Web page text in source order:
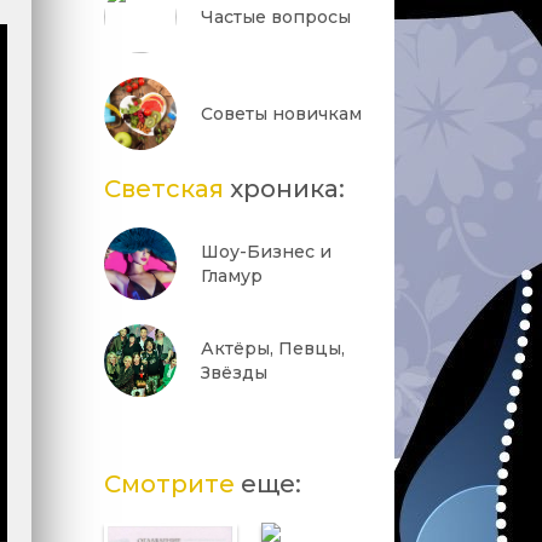
Частые вопросы
Советы новичкам
Светская хроника:
Шоу-Бизнес и
Гламур
Актёры, Певцы,
Звёзды
Смотрите еще: